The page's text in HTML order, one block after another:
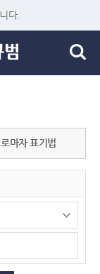
다.
마자 표기법